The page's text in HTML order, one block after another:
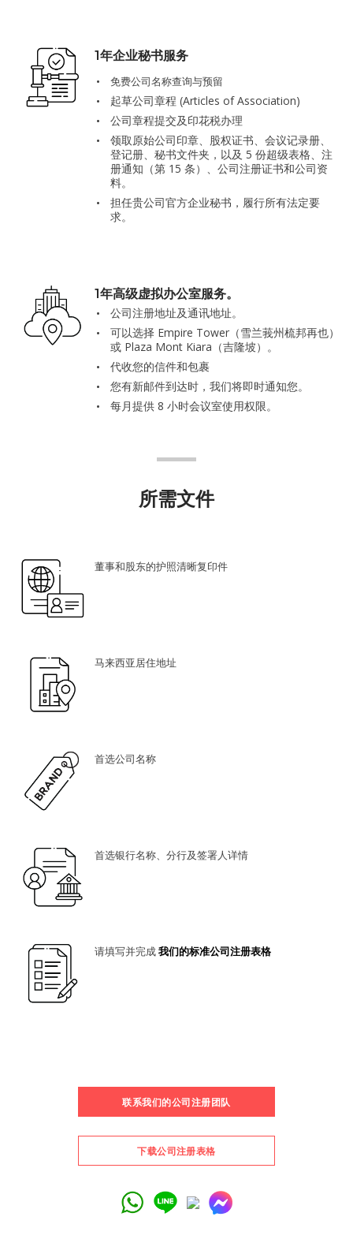
1年企业秘书服务
免费公司名称查询与预留
起草公司章程 (Articles of Association)
公司章程提交及印花税办理
领取原始公司印章、股权证书、会议记录册、
登记册、秘书文件夹，以及 5 份超级表格、注
册通知（第 15 条）、公司注册证书和公司资
料。
担任贵公司官方企业秘书，履行所有法定要
求。
1年高级虚拟办公室服务。
公司注册地址及通讯地址。
可以选择 Empire Tower（雪兰莪州梳邦再也）
或 Plaza Mont Kiara（吉隆坡）。
代收您的信件和包裹
您有新邮件到达时，我们将即时通知您。
每月提供 8 小时会议室使用权限。
所需文件
董事和股东的护照清晰复印件
马来西亚居住地址
首选公司名称
首选银行名称、分行及签署人详情
请填写并完成我们的标准公司注册表格
联系我们的公司注册团队
下载公司注册表格